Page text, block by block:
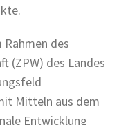
des
(ZPW) des Landes
Mitteln aus dem
Entwicklung